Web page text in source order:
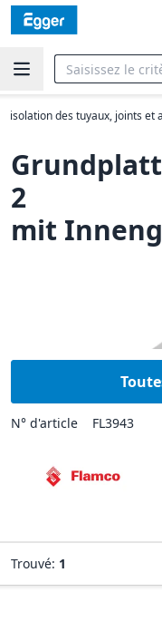
isolation des tuyaux, joints et
2
mit
N° d'article FL3943
Trouvé: 1